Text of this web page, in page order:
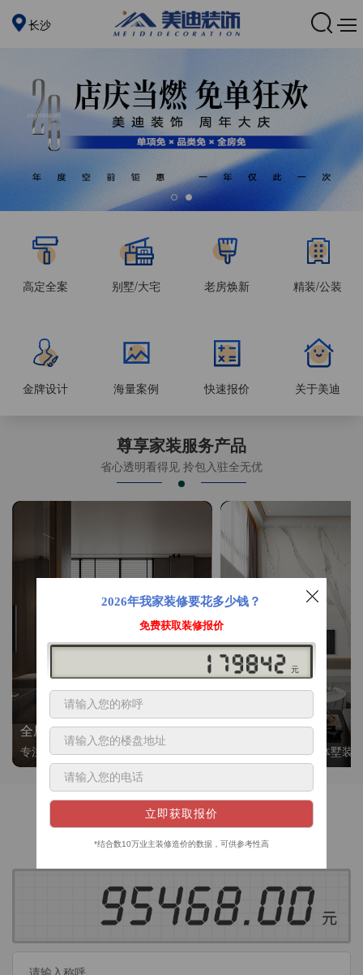
长沙
高定全案 别墅/大宅 老房焕新 精装/公装
金牌设计 海量案例 快速报价 关于美迪
尊享家装服务产品
省心透明看得见 拎包入驻全无优
全屋整装
专注整装24年，高标准，选美迪 十年后仍爱我家
别墅大平层
高端私人定制，整体墅装
获取装修预算